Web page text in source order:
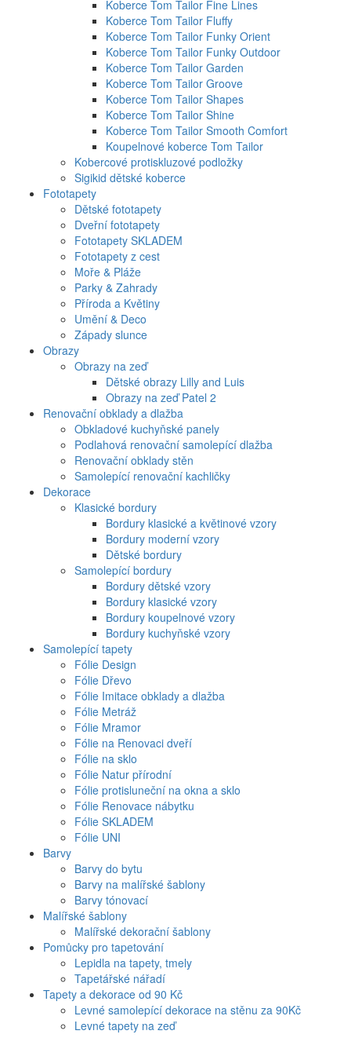
Koberce Tom Tailor Fine Lines
Koberce Tom Tailor Fluffy
Koberce Tom Tailor Funky Orient
Koberce Tom Tailor Funky Outdoor
Koberce Tom Tailor Garden
Koberce Tom Tailor Groove
Koberce Tom Tailor Shapes
Koberce Tom Tailor Shine
Koberce Tom Tailor Smooth Comfort
Koupelnové koberce Tom Tailor
Kobercové protiskluzové podložky
Sigikid dětské koberce
Fototapety
Dětské fototapety
Dveřní fototapety
Fototapety SKLADEM
Fototapety z cest
Moře & Pláže
Parky & Zahrady
Příroda a Květiny
Umění & Deco
Západy slunce
Obrazy
Obrazy na zeď
Dětské obrazy Lilly and Luis
Obrazy na zeď Patel 2
Renovační obklady a dlažba
Obkladové kuchyňské panely
Podlahová renovační samolepící dlažba
Renovační obklady stěn
Samolepící renovační kachličky
Dekorace
Klasické bordury
Bordury klasické a květinové vzory
Bordury moderní vzory
Dětské bordury
Samolepící bordury
Bordury dětské vzory
Bordury klasické vzory
Bordury koupelnové vzory
Bordury kuchyňské vzory
Samolepící tapety
Fólie Design
Fólie Dřevo
Fólie Imitace obklady a dlažba
Fólie Metráž
Fólie Mramor
Fólie na Renovaci dveří
Fólie na sklo
Fólie Natur přírodní
Fólie protisluneční na okna a sklo
Fólie Renovace nábytku
Fólie SKLADEM
Fólie UNI
Barvy
Barvy do bytu
Barvy na malířské šablony
Barvy tónovací
Malířské šablony
Malířské dekorační šablony
Pomůcky pro tapetování
Lepidla na tapety, tmely
Tapetářské nářadí
Tapety a dekorace od 90 Kč
Levné samolepící dekorace na stěnu za 90Kč
Levné tapety na zeď